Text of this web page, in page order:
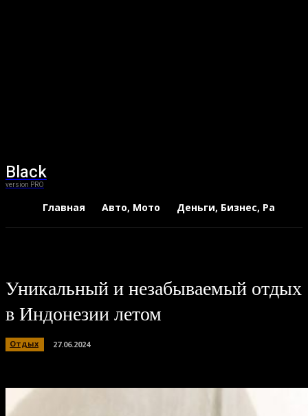
Black
version PRO
Главная Авто, Мото Деньги, Бизнес, Работа
Уникальный и незабываемый отдых
в Индонезии летом
Отдых 27.06.2024